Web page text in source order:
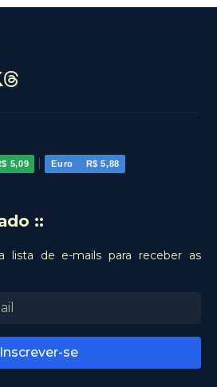
5,09 | Euro R$ 5,88
::
lista de e-mails para receber as